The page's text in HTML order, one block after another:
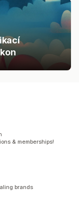
& memberships!
brands